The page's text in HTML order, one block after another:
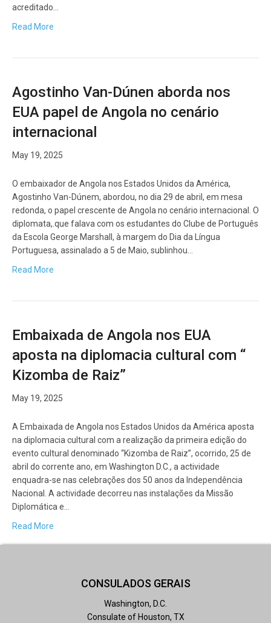
acreditado…
Read More
Agostinho Van-Dúnen aborda nos
EUA papel de Angola no cenário
internacional
May 19, 2025
O embaixador de Angola nos Estados Unidos da América,
Agostinho Van-Dúnem, abordou, no dia 29 de abril, em mesa
redonda, o papel crescente de Angola no cenário internacional. O
diplomata,.que falava com os estudantes do Clube de Português
da Escola George Marshall, à margem do Dia da Língua
Portuguesa, assinalado a 5 de Maio, sublinhou…
Read More
Embaixada de Angola nos EUA
aposta na diplomacia cultural com “
Kizomba de Raiz”
May 19, 2025
A Embaixada de Angola nos Estados Unidos da América aposta
na diplomacia cultural com a realização da primeira edição do
evento cultural denominado “Kizomba de Raiz”, ocorrido, 25 de
abril do corrente ano, em Washington D.C., a actividade
enquadra-se nas celebrações dos 50 anos da Independência
Nacional. A actividade decorreu nas instalações da Missão
Diplomática e…
Read More
CONSULADOS GERAIS
Washington, D.C.
Consulate of Houston, TX